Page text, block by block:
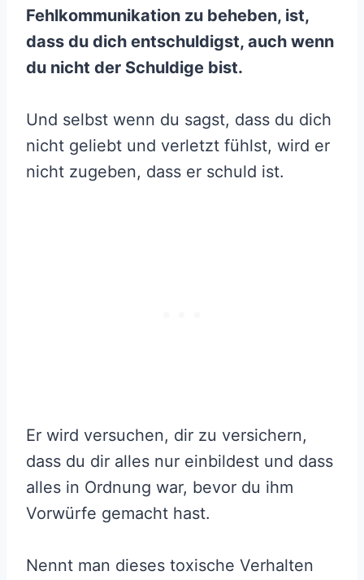
Fehlkommunikation zu beheben, ist,
dass du dich entschuldigst, auch wenn
du nicht der Schuldige bist.
Und selbst wenn du sagst, dass du dich
nicht geliebt und verletzt fühlst, wird er
nicht zugeben, dass er schuld ist.
Er wird versuchen, dir zu versichern,
dass du dir alles nur einbildest und dass
alles in Ordnung war, bevor du ihm
Vorwürfe gemacht hast.
Nennt man dieses toxische Verhalten